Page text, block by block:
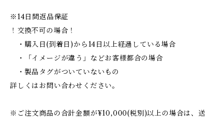
※14日間返品保証
！交換不可の場合！
・購入日(到着日)から14日以上経過している場合
・「イメージが違う」などお客様都合の場合
・製品タグがついていないもの
詳しくはお問い合わせください。
※ご注文商品の合計金額が¥10,000(税別)以上の場合は、送